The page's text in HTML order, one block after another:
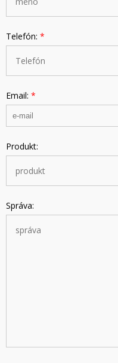
Telefón: *
Email: *
Produkt:
Správa: